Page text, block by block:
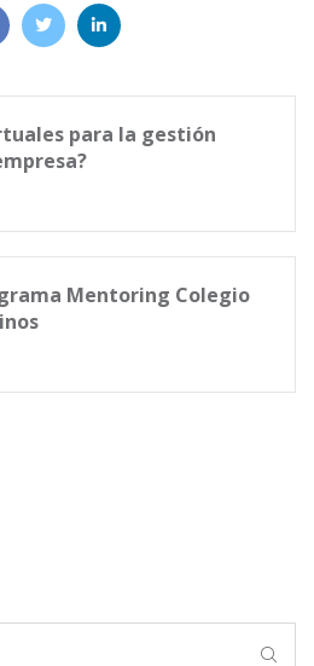
para la gestión
Mentoring Colegio